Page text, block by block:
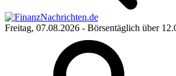
Freitag, 07.08.2026 - Börsentäglich über